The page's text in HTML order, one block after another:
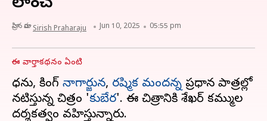
వ్రాసిన వారు Sirish Praharaju Jun 10, 2025 05:55 pm
ఈ వార్తాకథనం ఏంటి
ధనుష్, కింగ్ నాగార్జున, రష్మిక మందన్న ప్రధాన పాత్రల్లో
నటిస్తున్న చిత్రం 'కుబేర'. ఈ చిత్రానికి శేఖర్ కమ్ముల
దర్శకత్వం వహిస్తున్నారు.